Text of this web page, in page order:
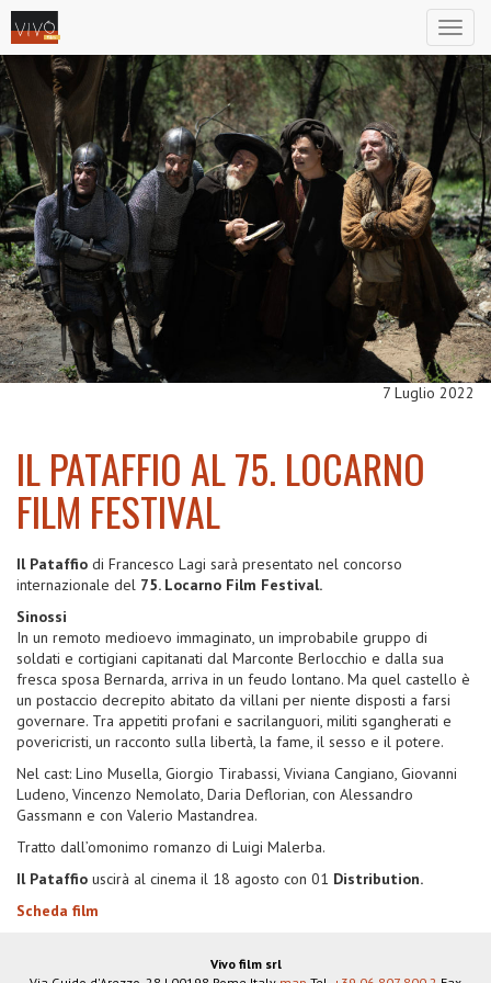
7 Luglio 2022
IL PATAFFIO AL 75. LOCARNO
FILM FESTIVAL
Il Pataffio di Francesco Lagi sarà presentato nel concorso
internazionale del 75. Locarno Film Festival.
Sinossi
In un remoto medioevo immaginato, un improbabile gruppo di
soldati e cortigiani capitanati dal Marconte Berlocchio e dalla sua
fresca sposa Bernarda, arriva in un feudo lontano. Ma quel castello è
un postaccio decrepito abitato da villani per niente disposti a farsi
governare. Tra appetiti profani e sacrilanguori, militi sgangherati e
povericristi, un racconto sulla libertà, la fame, il sesso e il potere.
Nel cast: Lino Musella, Giorgio Tirabassi, Viviana Cangiano, Giovanni
Ludeno, Vincenzo Nemolato, Daria Deflorian, con Alessandro
Gassmann e con Valerio Mastandrea.
Tratto dall’omonimo romanzo di Luigi Malerba.
Il Pataffio uscirà al cinema il 18 agosto con 01 Distribution.
Scheda film
Vivo film srl